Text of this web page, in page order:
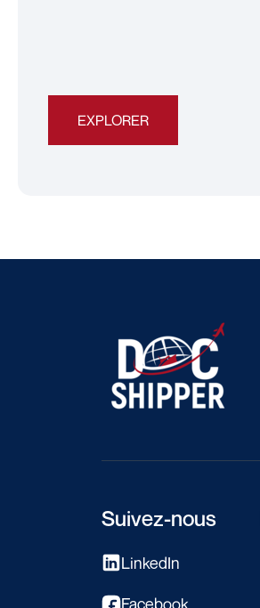
EXPLORER
Suivez-nous
LinkedIn
Facebook